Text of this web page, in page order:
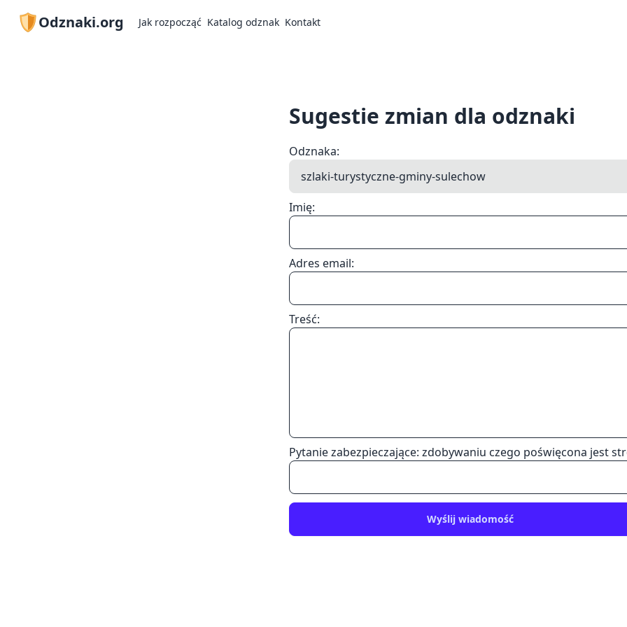
Odznaki.org Jak rozpocząć Katalog odznak Kontakt
Sugestie zmian dla odznaki
Odznaka:
Imię:
Adres email:
Treść:
Pytanie zabezpieczające: zdobywaniu czego poświęcona jest